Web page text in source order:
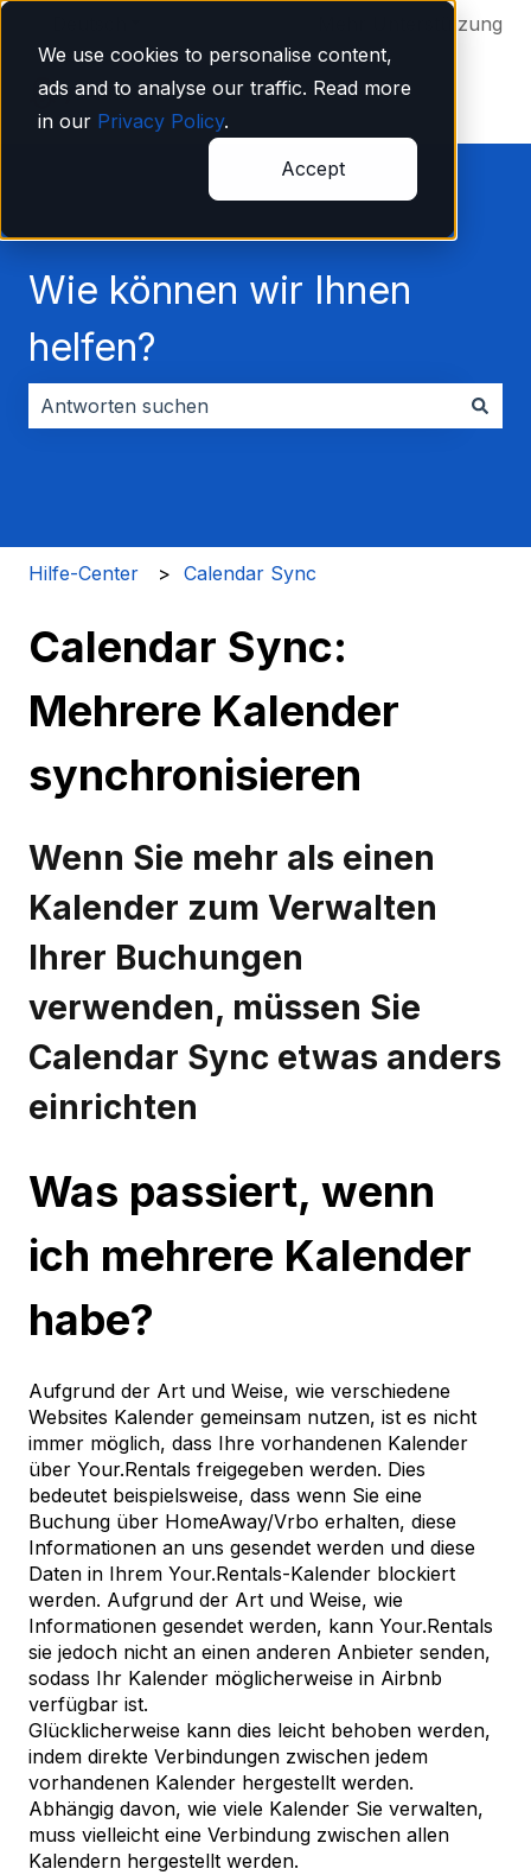
We use cookies to personalise content,
ads and to analyse our traffic. Read more
in our Privacy Policy.
Accept
Untermenü für Übersetzungen anzeigen
Mehr Unterstützung
Wie können wir Ihnen
helfen?
Hilfe-Center Calendar Sync
Calendar Sync:
Mehrere Kalender
synchronisieren
Wenn Sie mehr als einen
Kalender zum Verwalten
Ihrer Buchungen
verwenden, müssen Sie
Calendar Sync etwas anders
einrichten
Was passiert, wenn
ich mehrere Kalender
habe?
Aufgrund der Art und Weise, wie verschiedene
Websites Kalender gemeinsam nutzen, ist es nicht
immer möglich, dass Ihre vorhandenen Kalender
über Your.Rentals freigegeben werden. Dies
bedeutet beispielsweise, dass wenn Sie eine
Buchung über HomeAway/Vrbo erhalten, diese
Informationen an uns gesendet werden und diese
Daten in Ihrem Your.Rentals-Kalender blockiert
werden. Aufgrund der Art und Weise, wie
Informationen gesendet werden, kann Your.Rentals
sie jedoch nicht an einen anderen Anbieter senden,
sodass Ihr Kalender möglicherweise in Airbnb
verfügbar ist.
Glücklicherweise kann dies leicht behoben werden,
indem direkte Verbindungen zwischen jedem
vorhandenen Kalender hergestellt werden.
Abhängig davon, wie viele Kalender Sie verwalten,
muss vielleicht eine Verbindung zwischen allen
Kalendern hergestellt werden.